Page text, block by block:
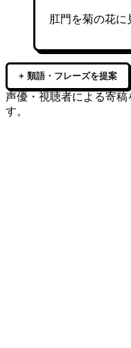
肛門を菊の花に
+ 類語・フレーズを提案
声優・視聴者による寄
す。